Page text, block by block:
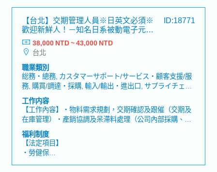
・各種休假（特別休假、婚假、喪假、生理假、產檢假、
陪產假、產假、育嬰假）
・退休金
【公司福利】
・年終獎金：1年發放2次（依照公司業績以及個人表現）
・每年調薪及升遷制度
・優於勞基法的休假
・生日假及生日禮券
・三節電子禮券
・員工旅遊
・有薪健檢假
・在職教育訓練、新人完善教育訓練
【台北】交期管理人員※日英文必須※
歡迎新鮮人！－知名日系被動電子元件
製造商
ID:18771
38,000 NTD ~ 43,000 NTD
台北
職業類別
総務・總務, カスタマーサポート/サービス・顧客支援/服
務, 購買/調達・採購, 輸入/輸出・進出口, サプライチェー
ン・供應鏈, 秘書・秘書, 未経験・無經驗, 通訳/翻訳・口
譯/翻譯, 国債/商品取引秘書・國債/商品貿易秘書
(Commodity Trade Secretary), セールスコーディネータ
ー/事務/受付・業務/內勤/窗口
工作内容
【工作內容】・物料需求規劃，交期確認及跟催（交期及
在庫管理）・產銷協調及呆滯料處理（公司內部採購、聯
繫國外工廠）・製作相關報表並分析【公司魅力】・日本
東證上市知名電子零件製造商，規模大且在台歷史悠
久。・公司內部福利制度與人事制度完善、提供教育培訓
制度也完善，辦公室寬敞整潔。
福利制度
【法定項目】
・勞健保